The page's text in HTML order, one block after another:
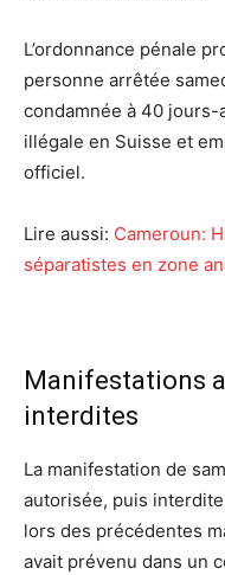
L’ordonnance pénale
personne arrêtée
condamnée à 40
illégale en Suisse et
officiel.
Lire aussi: Cameroun:
séparatistes en zone
Manifestations
interdites
La manifestation de
autorisée, puis
lors des précédentes
avait prévenu dans un